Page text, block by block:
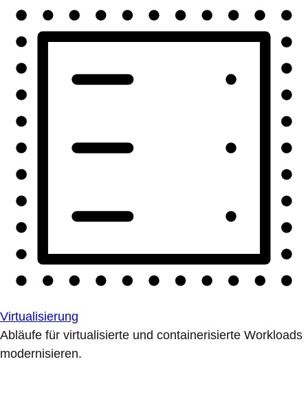
Virtualisierung
Abläufe für virtualisierte und containerisierte Workloads
modernisieren.